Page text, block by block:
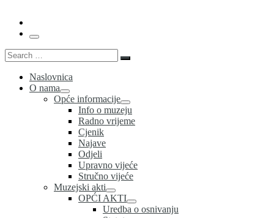
Menu
Search
Search
Naslovnica
O nama
Opće informacije
Info o muzeju
Radno vrijeme
Cjenik
Najave
Odjeli
Upravno vijeće
Stručno vijeće
Muzejski akti
OPĆI AKTI
Uredba o osnivanju